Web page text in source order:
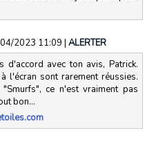
2023 11:09 | ALERTER
d'accord avec ton avis, Patrick.
l'écran sont rarement réussies.
ce n'est vraiment pas
bon...